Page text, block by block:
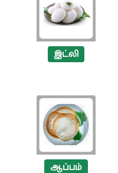
இட்லி
ஆப்பம்